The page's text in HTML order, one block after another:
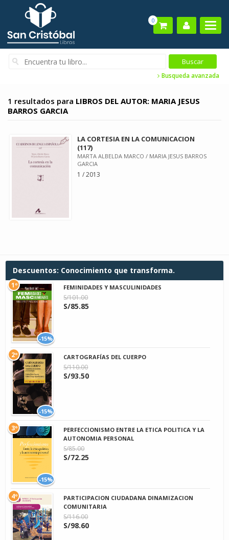
0
Busqueda avanzada
1 resultados para LIBROS DEL AUTOR: MARIA JESUS
BARROS GARCIA
LA CORTESIA EN LA COMUNICACION
(117)
MARTA ALBELDA MARCO / MARIA JESUS BARROS
GARCIA
1 / 2013
Descuentos: Conocimiento que transforma.
-15%
FEMINIDADES Y MASCULINIDADES
S/101.00
S/85.85
1º
-15%
CARTOGRAFÍAS DEL CUERPO
S/110.00
S/93.50
2º
-15%
PERFECCIONISMO ENTRE LA ETICA POLITICA Y LA
AUTONOMIA PERSONAL
S/85.00
S/72.25
3º
PARTICIPACION CIUDADANA DINAMIZACION
COMUNITARIA
S/116.00
S/98.60
4º